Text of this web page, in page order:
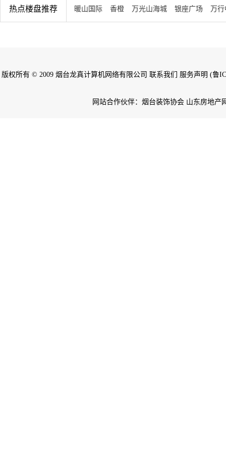
热点楼盘推荐 暖山国际 香橙 万光山海城 银座广场 万
版权所有 © 2009 烟台龙真计算机网络有限公司 联系我们 服务声明 (鲁
网站合作伙伴：烟台装饰协会 山东房地